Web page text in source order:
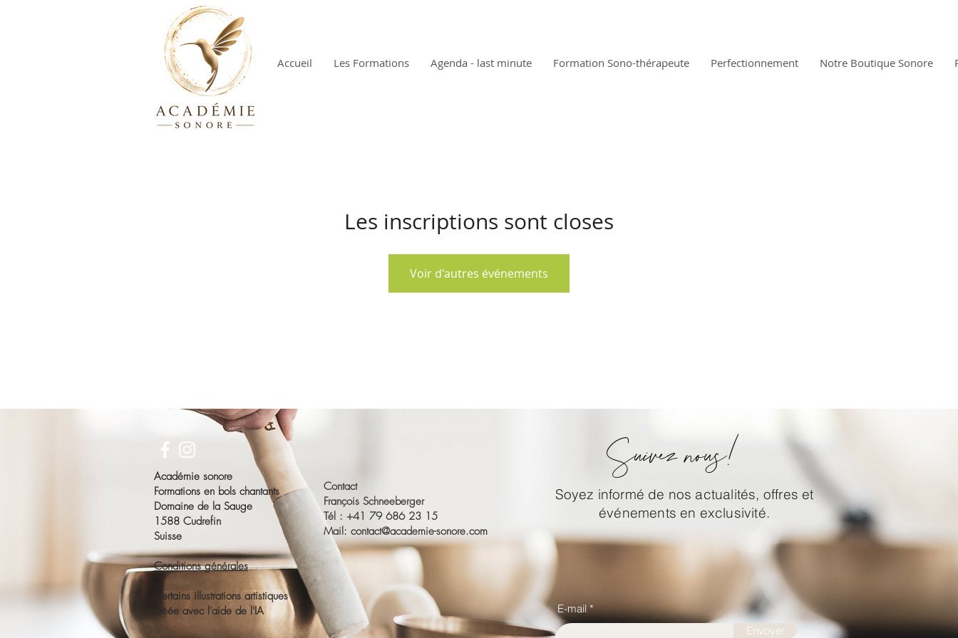
Accueil Les Formations Agenda - last minute Formation Sono-thérapeute Perfectionnement Notre Boutique Sonore
Les inscriptions sont closes
Voir d'autres événements
Académie sonore
Formations en bols chantants
Domaine de la Sauge
1588 Cudrefin
Suisse
Conditions générales
Certains illustrations artistiques
créée avec l'aide de l'IA
Contact
François Schneeberger
Tél : +41 79 686 23 15
Mail: contact@academie-sonore.com
E-mail
Envoyer
Suivez nous!
Soyez informé de nos actualités, offres et
événements en exclusivité.